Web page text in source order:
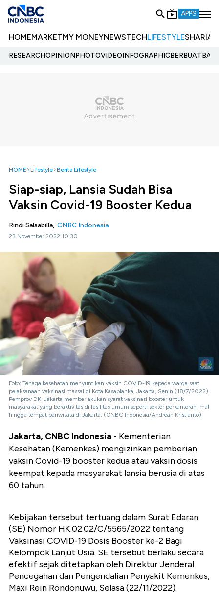
APPS
HOMEMARKETMY MONEYNEWSTECHLIFESTYLESHARIA
RESEARCHOPINIONPHOTOVIDEOINFOGRAPHIC
HOME Lifestyle Berita Lifestyle
Siap-siap, Lansia Sudah Bisa
Vaksin Covid-19 Booster Kedua
Rindi Salsabilla, CNBC Indonesia
23 November 2022 10:30
Foto: Tenaga kesehatan menyuntikan vaksin COVID-19 kepeda warga saat
pelaksanaan vaksinasi massal di Kota Kasablanka, Jakarta, Senin (18/7/2022).
Pemprov DKI Jakarta memberlakukan syarat vaksinasi booster untuk
masyarakat yang beraktivitas di fasilitas umum seperti sektor perkantoran, mal
hingga tempat pariwisata di Jakarta. (CNBC Indonesia/Andrean Kristianto)
Jakarta, CNBC Indonesia - Kementerian
Kesehatan (Kemenkes) mengizinkan pemberian
vaksin Covid-19 booster kedua atau vaksin dosis
keempat kepada masyarakat lansia berusia di atas
60 tahun.
Kebijakan tersebut tertuang dalam Surat Edaran
(SE) Nomor HK.02.02/C/5565/2022 tentang
Vaksinasi COVID-19 Dosis Booster ke-2 Bagi
Kelompok Lanjut Usia. SE tersebut berlaku secara
efektif sejak ditetapkan oleh Direktur Jenderal
Pencegahan dan Pengendalian Penyakit Kemenkes,
Maxi Rein Rondonuwu, Selasa (22/11/2022).